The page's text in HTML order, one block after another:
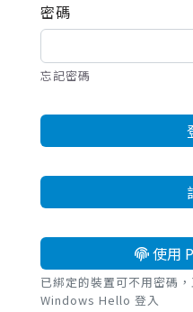
密碼
忘記密碼
使用
已綁定的裝置可不用密碼
Windows Hello 登入